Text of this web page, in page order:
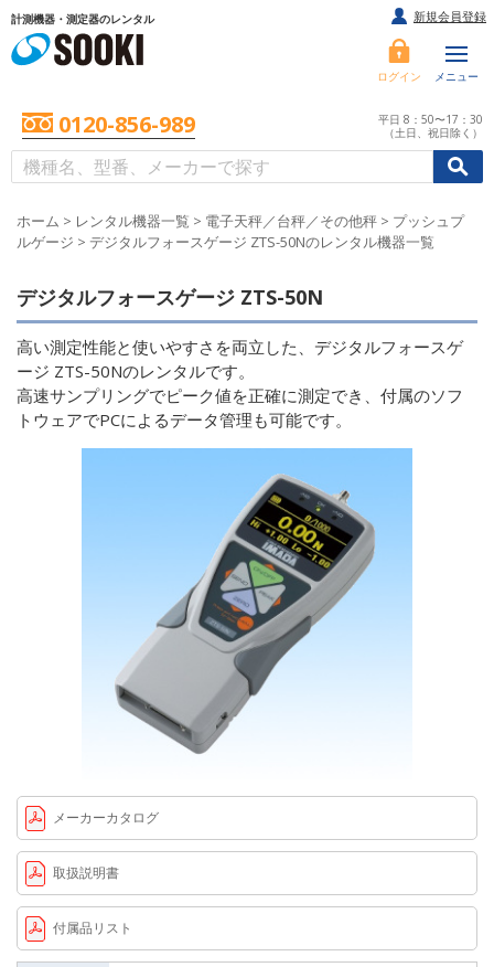
計測機器・測定器のレンタル
ログイン メニュー
0120-856-989
平日 8：50〜17：30
（土日、祝日除く）
//
新規会員登録
ホーム > レンタル機器一覧 > 電子天秤／台秤／その他秤 > プッシュプ
ルゲージ > デジタルフォースゲージ ZTS-50Nのレンタル機器一覧
デジタルフォースゲージ ZTS-50N
高い測定性能と使いやすさを両立した、デジタルフォースゲ
ージ ZTS-50Nのレンタルです。
高速サンプリングでピーク値を正確に測定でき、付属のソフ
トウェアでPCによるデータ管理も可能です。
メーカーカタログ
取扱説明書
付属品リスト